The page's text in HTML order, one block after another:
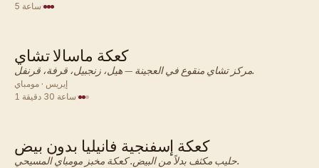
5 ساعة·
هندي · كعكة
كعكة ماسالا تشاي
مركز تشاي منقوع في العجينة — هيل، زنجبيل، قرفة، قرنفل.
إيريس · مومباي
1 ساعة 30 دقيقة·
هندي · كعكة
كعكة إسفنجية فانيليا بدون بيض
حليب مكثف بدلاً من البيض. كعكة مخبز مومباي المسيحي.